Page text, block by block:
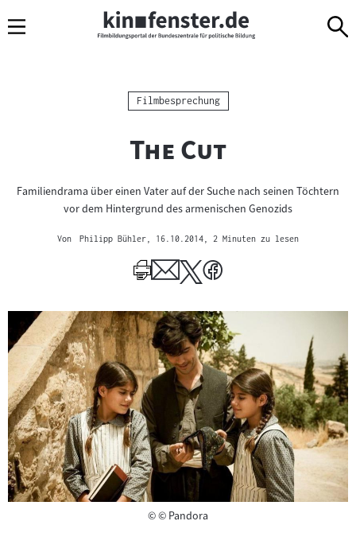
Navigation
zum
zur
Kategorie:
Filmbesprechung
"
The Cut"
Familiendrama über einen Vater auf der Suche nach seinen Töchtern
vor dem Hintergrund des armenischen Genozids
Von Philipp Bühler , 16.10.2014 , 2 Minuten zu lesen
©Copyright
© Pandora